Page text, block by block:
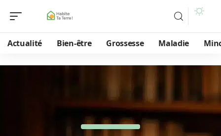
Actualité Bien-être Grossesse Maladie